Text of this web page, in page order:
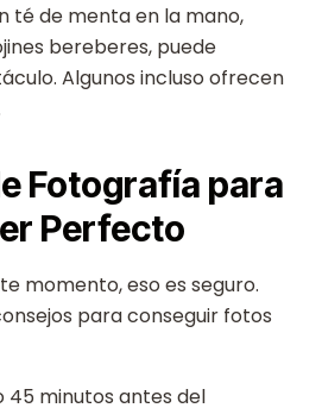
té de menta en la mano,
bereberes, puede
Algunos incluso ofrecen
Fotografía para
Perfecto
momento, eso es seguro.
para conseguir fotos
45 minutos antes del